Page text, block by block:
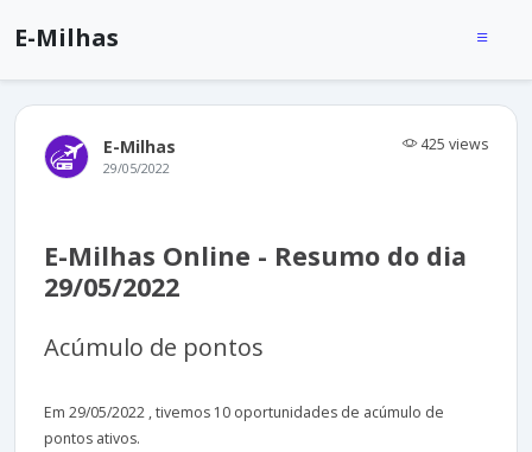
E-Milhas
E-Milhas 425 views
29/05/2022
E-Milhas Online - Resumo do dia
29/05/2022
Acúmulo de pontos
Em 29/05/2022 , tivemos 10 oportunidades de acúmulo de
pontos ativos.